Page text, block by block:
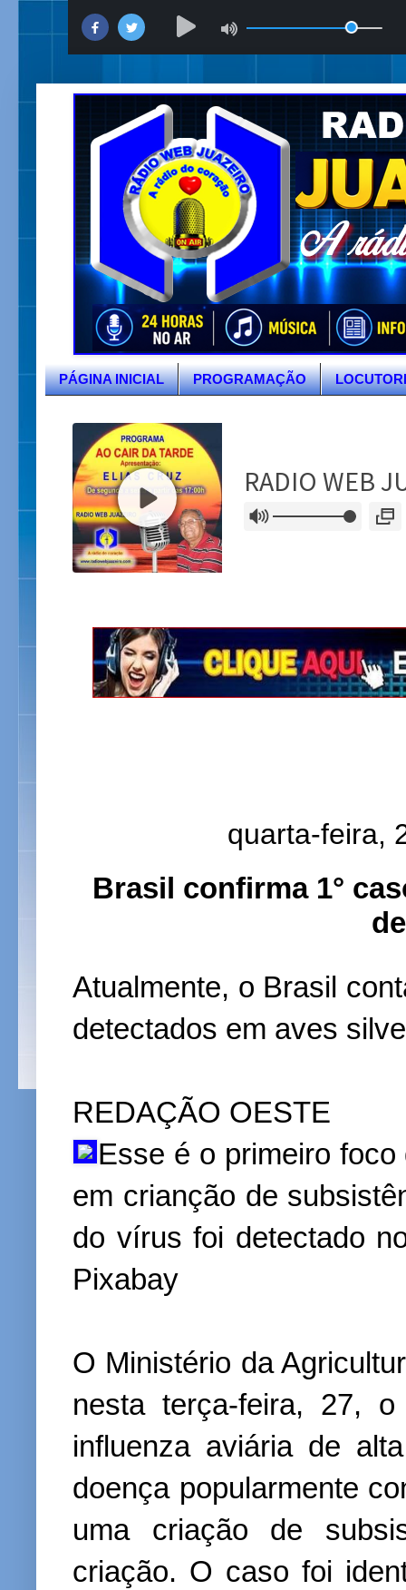
PÁGINA INICIAL PROGRAMAÇÃO
quarta-feira,
Brasil confirma 1°
Atualmente, o Brasil
detectados em aves
REDAÇÃO OESTE
Esse é o primeiro
em crianção de
do vírus foi detectado
Pixabay
O Ministério da
nesta terça-feira, 27,
influenza aviária de
doença popularmente
uma criação de
criação. O caso foi